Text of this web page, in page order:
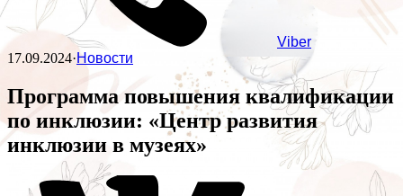
Viber
17.09.2024·Новости
Программа повышения квалификации
по инклюзии: «Центр развития
инклюзии в музеях»